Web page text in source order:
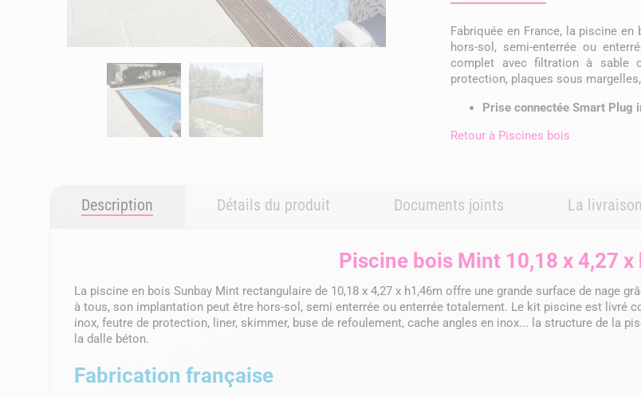
Fabriquée en France, la piscine
hors-sol, semi-enterrée ou
complet avec filtration à sable
protection, plaques sous
Prise connectée Smart Plug
Retour à Piscines bois
Description Détails du produit Documents joints La livraison
Piscine bois Mint 10,18 x 4,27 x
La piscine en bois Sunbay Mint rectangulaire de 10,18 x 4,27 x h1,46m offre une grande surface de nage
à tous, son implantation peut être hors-sol, semi enterrée ou enterrée totalement. Le kit piscine est livré
inox, feutre de protection, liner, skimmer, buse de refoulement, cache angles en inox... la structure de la
la dalle béton.
Fabrication française